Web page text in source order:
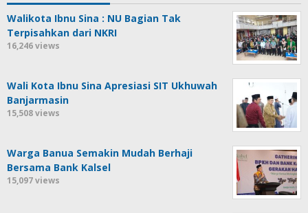
Walikota Ibnu Sina : NU Bagian Tak
Terpisahkan dari NKRI
16,246 views
Wali Kota Ibnu Sina Apresiasi SIT Ukhuwah
Banjarmasin
15,508 views
Warga Banua Semakin Mudah Berhaji
Bersama Bank Kalsel
15,097 views